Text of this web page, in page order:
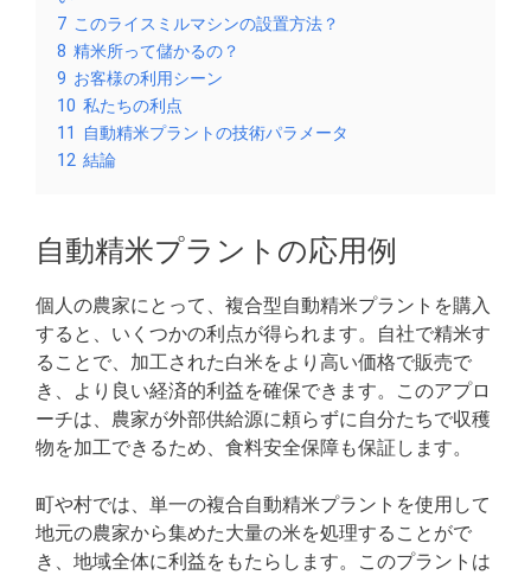
7 このライスミルマシンの設置方法？
8 精米所って儲かるの？
9 お客様の利用シーン
10 私たちの利点
11
自動精米プラントの技術パラメータ
12 結論
自動精米プラントの応用例
個人の農家にとって、複合型自動精米プラントを購入
すると、いくつかの利点が得られます。自社で精米す
ることで、加工された白米をより高い価格で販売で
き、より良い経済的利益を確保できます。このアプロ
ーチは、農家が外部供給源に頼らずに自分たちで収穫
物を加工できるため、食料安全保障も保証します。
町や村では、単一の複合自動精米プラントを使用して
地元の農家から集めた大量の米を処理することがで
き、地域全体に利益をもたらします。このプラントは